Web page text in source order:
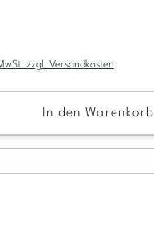
zzgl. Versandkosten
In den Warenkorb